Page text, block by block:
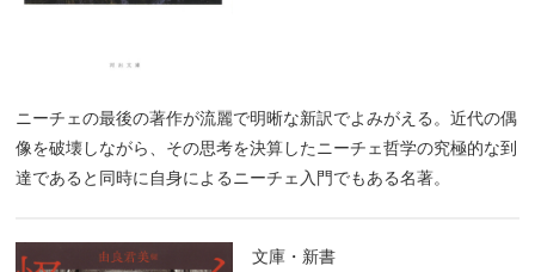
ニーチェの最後の著作が流麗で明晰な新訳でよみがえる。近代の偶
像を破壊しながら、その思考を決算したニーチェ哲学の究極的な到
達であると同時に自身によるニーチェ入門でもある名著。
文庫・新書